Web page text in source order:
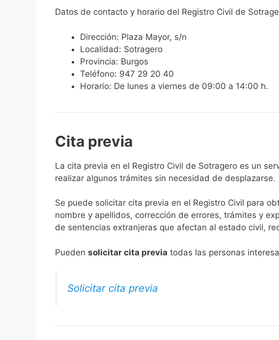
Datos de contacto y horario del Registro Civil de
Dirección: Plaza Mayor, s/n
Localidad: Sotragero
Provincia: Burgos
Teléfono: 947 29 20 40
Horario: De lunes a viernes de 09:00 a 14:00 h.
Cita previa
​​​​​​​​​​​​​​​​​​​​​​​​​​​​La cita previa en el Registro Civil de Sotragero es un
realizar algunos trámites sin necesidad de desplazarse.​
Se puede solicitar cita previa en el Registro Civil para
nombre y apellidos, corrección de errores, trámites y
de sentencias extranjeras que afectan al estado civil,
​Pueden solicitar cita previa todas las personas
Solicitar cita previa